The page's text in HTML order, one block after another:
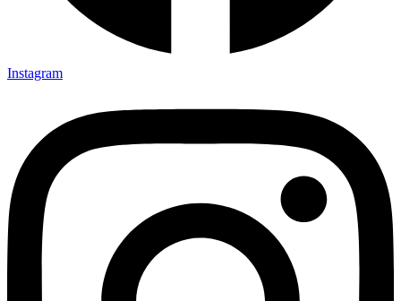
Instagram